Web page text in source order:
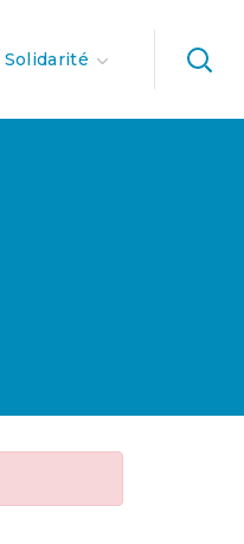
Solidarité